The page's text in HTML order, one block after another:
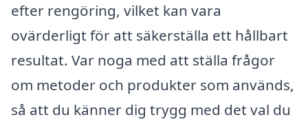
efter rengöring, vilket kan vara
ovärderligt för att säkerställa ett hållbart
resultat. Var noga med att ställa frågor
om metoder och produkter som används,
så att du känner dig trygg med det val du